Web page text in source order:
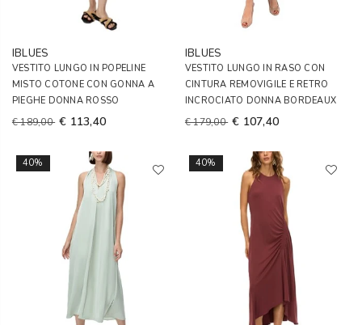
IBLUES
VESTITO LUNGO IN POPELINE
MISTO COTONE CON GONNA A
PIEGHE DONNA ROSSO
€ 189,00 € 113,40
IBLUES
VESTITO LUNGO IN RASO CON
CINTURA REMOVIGILE E RETRO
INCROCIATO DONNA BORDEAUX
€ 179,00 € 107,40
40% 40%